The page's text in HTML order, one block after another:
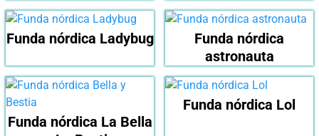
Funda nórdica Ladybug
Funda nórdica
astronauta
Funda nórdica La Bella
Funda nórdica Lol